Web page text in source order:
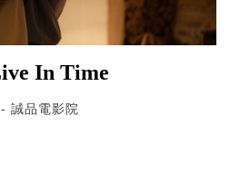
In Time
誠品電影院